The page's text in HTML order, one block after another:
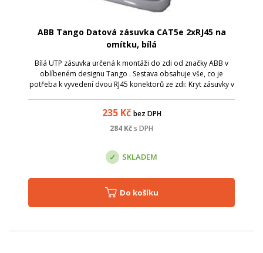
ABB Tango Datová zásuvka CAT5e 2xRJ45 na
omítku, bílá
Bílá UTP zásuvka určená k montáži do zdi od značky ABB v
oblíbeném designu Tango . Sestava obsahuje vše, co je
potřeba k vyvedení dvou RJ45 konektorů ze zdi: Kryt zásuvky v
235Kč bez DPH
284 Kčs DPH
SKLADEM
Do košíku